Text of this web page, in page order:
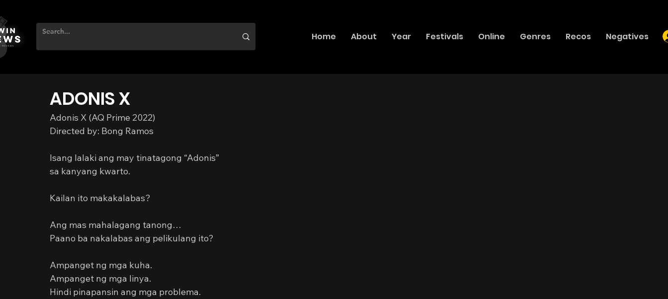
Home About Year Festivals Online Genres Recos Negatives
ADONIS X
Adonis X (AQ Prime 2022)
Directed by: Bong Ramos
Isang lalaki ang may tinatagong “Adonis”
sa kanyang kwarto.
Kailan ito makakalabas?
Ang mas mahalagang tanong…
Paano ba nakalabas ang pelikulang ito?
Ampanget ng mga kuha.
Ampanget ng mga linya.
Hindi pinapansin ang mga problema.